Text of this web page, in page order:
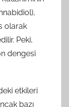
olarak
Peki,
dengesi
etkileri
bazı